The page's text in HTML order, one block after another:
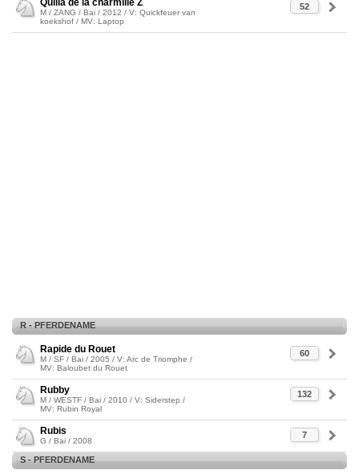
52
Quilla de la charmille Z
M / ZANG / Bai / 2012 / V: Quickfeuer van
koekshof / MV: Laptop
R - PFERDENAME
60
Rapide du Rouet
M / SF / Bai / 2005 / V: Arc de Triomphe /
MV: Baloubet du Rouet
132
Rubby
M / WESTF / Bai / 2010 / V: Siderstep /
MV: Rubin Royal
7
Rubis
G / Bai / 2008
S - PFERDENAME